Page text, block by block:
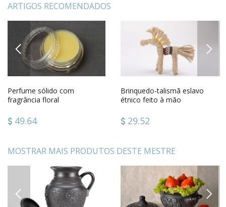
ARTIGOS RECOMENDADOS
PREVIOUS
Perfume sólido com
fragrância floral
49.64
Brinquedo-talismã eslavo
étnico feito à mão
29.52
NEXT
MOSTRAR MAIS PRODUTOS DESTE MESTRE
PREVIOUS NEXT